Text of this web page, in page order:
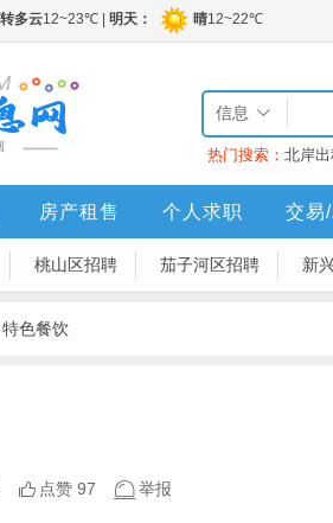
信息
热门搜索： 北岸
房产租售 个人求职 交易
桃山区招聘 茄子河区招聘 新
特色餐饮
点赞 97 举报